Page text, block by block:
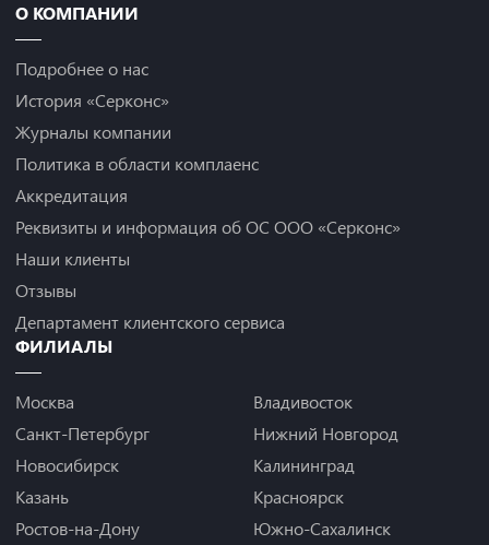
О КОМПАНИИ
Подробнее о нас
История «Серконс»
Журналы компании
Политика в области комплаенс
Аккредитация
Реквизиты и информация об ОС ООО «Серконс»
Наши клиенты
Отзывы
Департамент клиентского сервиса
ФИЛИАЛЫ
Москва
Санкт-Петербург
Новосибирск
Казань
Ростов-на-Дону
Владивосток
Нижний Новгород
Калининград
Красноярск
Южно-Сахалинск